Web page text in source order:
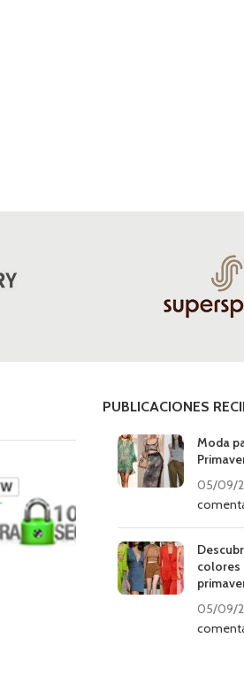
PUBLICACIONES
Moda
05/09/
colores
05/09/